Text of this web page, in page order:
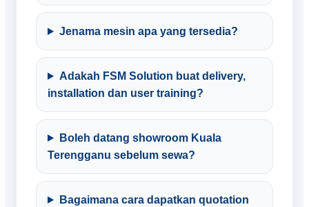
Jenama mesin apa yang tersedia?
Adakah FSM Solution buat delivery,
installation dan user training?
Boleh datang showroom Kuala
Terengganu sebelum sewa?
Bagaimana cara dapatkan quotation